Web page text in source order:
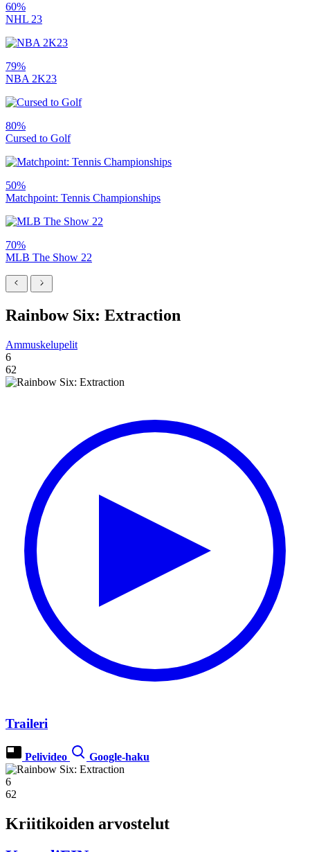
60%
NHL 23
79%
NBA 2K23
80%
Cursed to Golf
50%
Matchpoint: Tennis Championships
70%
MLB The Show 22
Rainbow Six: Extraction
Ammuskelupelit
6
62
Traileri
Pelivideo Google-haku
6
62
Kriitikoiden arvostelut